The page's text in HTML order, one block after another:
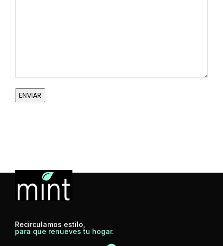
Recirculamos estilo,
para que renueves tu hogar.